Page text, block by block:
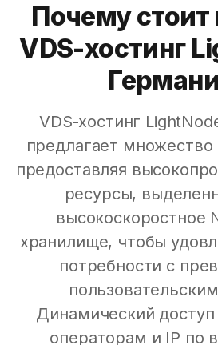
Почему
VDS-хостинг
VDS-хостинг
предлагает
предоставляя
ресурсы,
высокоскоростное
хранилище, чтобы
потребности с
Динамический
операторам и IP по